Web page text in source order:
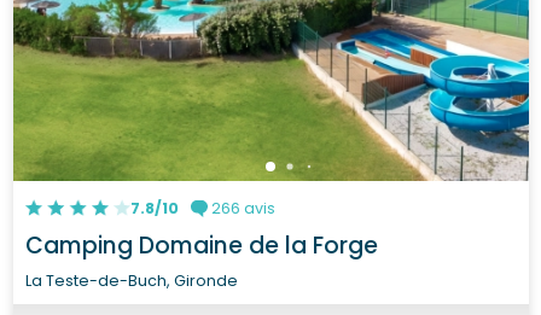
7.8/10 266 avis
Camping Domaine de la Forge
La Teste-de-Buch, Gironde